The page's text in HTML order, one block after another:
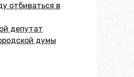
отбиваться в
депутат
думы